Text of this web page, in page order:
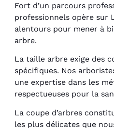
Fort d’un parcours
professionnels opère sur
alentours pour mener à
arbre.
La taille arbre exige des
spécifiques. Nos
une expertise dans les
respectueuses pour la
La coupe d’arbres
les plus délicates que